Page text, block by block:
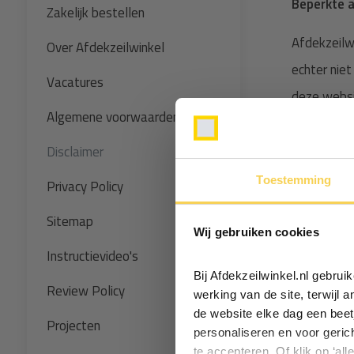
Toestemming
Wij gebruiken cookies
Bij Afdekzeilwinkel.nl
werking van de site, terwijl
de website elke dag een
personaliseren en voor
Zakelijk bestellen
Over Afdekzeilwinkel
Vacatures
Algemene voorwaarden
Disclaimer
Privacy Policy
Sitemap
Instructievideo's
Review Policy
Projecten
echter
deze
Voor op
aanvaarden.
Alle
Kopiëren,